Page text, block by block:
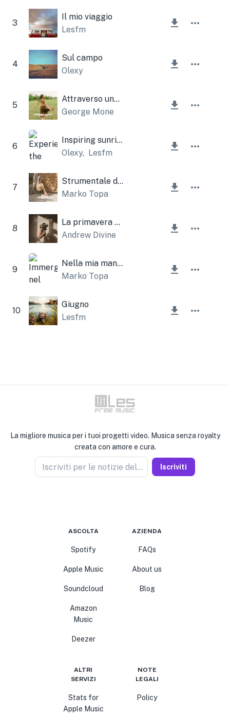
3
Il mio viaggio
Lesfm
4
Sul campo
Olexy
5
Attraverso una vita
George Mone
6
Inspiring sunrise
Olexy, Lesfm
7
Strumentale del sole estivo
Marko Topa
8
La primavera sta arrivando
Andrew Divine
9
Nella mia mano strumentale
Marko Topa
10
Giugno
Lesfm
La migliore musica per i tuoi progetti video. Musica senza royalty
creata con amore e cura.
Iscriviti per le notizie del venditore Iscriviti
ASCOLTA
Spotify
Apple Music
Soundcloud
Amazon
Music
Deezer
AZIENDA
FAQs
About us
Blog
ALTRI
SERVIZI
Stats for
Apple Music
NOTE
LEGALI
Policy